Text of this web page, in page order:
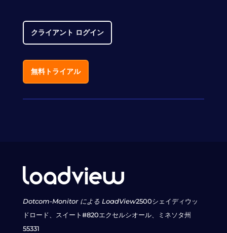
クライアント ログイン
無料トライアル
Dotcom-Monitor による LoadView2500シェイディウッ
ドロード、スイート#820エクセルシオール、ミネソタ州
55331